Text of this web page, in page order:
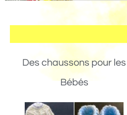
Des chaussons pour les
Bébés